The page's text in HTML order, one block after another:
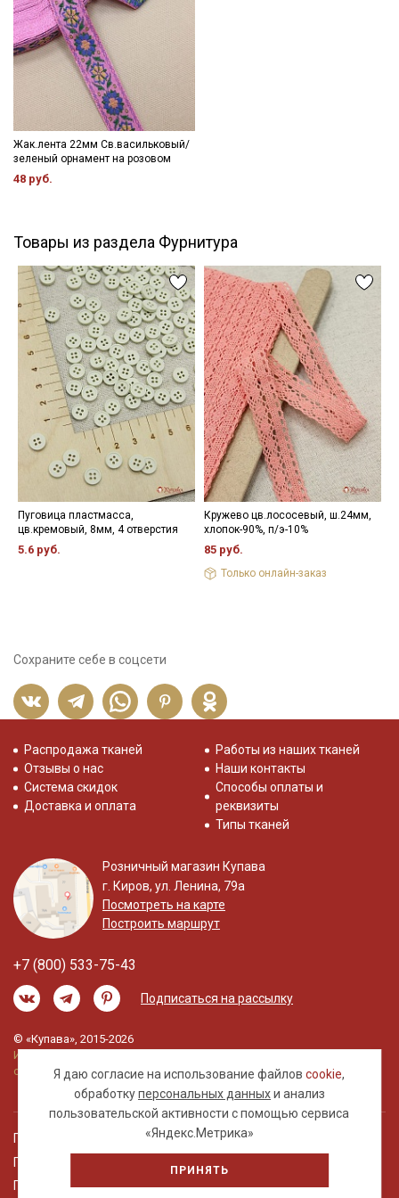
Жак.лента 22мм Св.васильковый/
зеленый орнамент на розовом
48 руб.
Товары из раздела Фурнитура
Пуговица пластмасса,
цв.кремовый, 8мм, 4 отверстия
5.6 руб.
Кружево цв.лососевый, ш.24мм,
хлопок-90%, п/э-10%
85 руб.
Только онлайн-заказ
Сохраните себе в соцсети
Я даю согласие на использование файловcookie,
обработкуперсональных данныхи анализ
пользовательской активности с помощью сервиса
«Яндекс.Метрика»
ПРИНЯТЬ
Распродажа тканей
Отзывы о нас
Система скидок
Доставка и оплата
Работы из наших тканей
Наши контакты
Способы оплаты и
реквизиты
Типы тканей
Розничный магазин Купава
г. Киров, ул. Ленина, 79а
Посмотреть на карте
Построить маршрут
+7 (800) 533-75-43
Подписаться на рассылку
© «Купава», 2015-2026
Информация на сайте не является публичной
офертой.
Правовая информация
Политика обработки персональных данных
Пользовательское соглашение